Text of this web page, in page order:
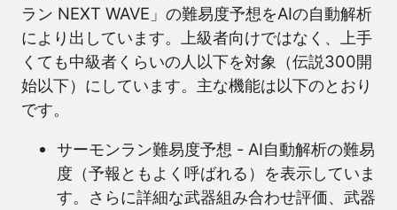
ラン NEXT WAVE」の難易度予想をAIの自動解析
により出しています。上級者向けではなく、上手
くても中級者くらいの人以下を対象（伝説300開
始以下）にしています。主な機能は以下のとおり
です。
サーモンラン難易度予想 - AI自動解析の難易
度（予報ともよく呼ばれる）を表示していま
す。さらに詳細な武器組み合わせ評価、武器